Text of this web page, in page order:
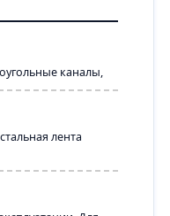
каналы,
лента